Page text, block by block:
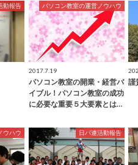
動報告 パソコン教室の運営ノウハウ
2017.7.19
パソコン教室の開業・経営バ
イブル！パソコン教室の成功
に必要な重要５大要素とは…
謹
ウハウ 日パ連活動報告